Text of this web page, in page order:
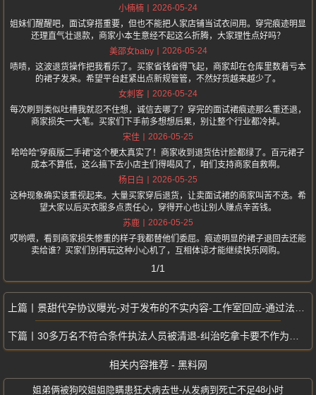
小楠楠
2026-05-24
姐妹们醒醒吧，面试穿搭重要，但也不能把人家店铺当试衣间用。穿完痕迹明显
还理直气壮退款，商家小本生意经不起这么折腾，大家理性点好吗？
美邵女baby
2026-05-24
啧啧，这波退货操作把我看乐了。买家省钱省得飞起，商家却在仓库里数着亏本
的裙子发呆。希望平台赶紧出点新规管管，不然好货越来越少了。
女刺客
2026-05-24
每次刷到类似吐槽我就忍不住想，诚信去哪了？穿完的面试裙痕迹那么重还退，
商家损失一大笔。买家们下手前多想想后果，别让整个行业都冷掉。
宋佳
2026-05-25
哈哈哈“穿痕版二手裙”这个梗太真实了！商家收到退货估计脸都绿了。百元裙子
成本不算低，这么搞下去小店主们得喝风了，咱们支持商家自救啊。
杨日白
2026-05-25
这种现象确实该重视起来。大量买家穿后退货，让卖面试裙的商家叫苦不迭。希
望大家以后买衣服多点责任心，穿得开心也让别人赚点辛苦钱。
苏鹿
2026-05-25
哎哟喂，看到商家损失惨重的样子我都替他们委屈。痕迹明显的裙子退回去还能
卖给谁？买家们别再玩这种小心机了，互相体谅才能继续快乐网购。
1/1
景甜代孕协议曝光-对于发布的不实内容-工作室回应-通过法律追究到底
30多万名不符合条件执法人员被清退-纠治吃拿卡要不作为等问题
相关内容推荐 - 黑料网
姐弟俩被狗咬姐姐隐瞒患狂犬病去世-从发病到死亡不足48小时